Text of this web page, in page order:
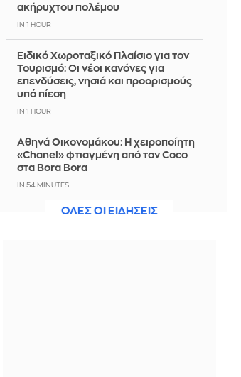
ακήρυχτου πολέμου
IN 1 HOUR
Ειδικό Χωροταξικό Πλαίσιο για τον
Τουρισμό: Οι νέοι κανόνες για
επενδύσεις, νησιά και προορισμούς
υπό πίεση
IN 1 HOUR
Αθηνά Οικονομάκου: Η χειροποίητη
«Chanel» φτιαγμένη από τον Coco
στα Bora Bora
IN 54 MINUTES
Η Άγκυρα επαναφέρει τις «γκρίζες
ΟΛΕΣ ΟΙ ΕΙΔΗΣΕΙΣ